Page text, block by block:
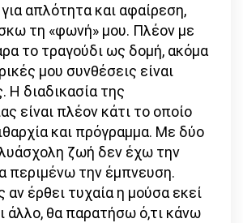
απλότητα και αφαίρεση,
τη «φωνή» μου. Πλέον με
το τραγούδι ως δομή, ακόμα
μου συνθέσεις είναι
Η διαδικασία της
είναι πλέον κάτι το οποίο
και πρόγραμμα. Με δύο
ζωή δεν έχω την
περιμένω την έμπνευση.
αν έρθει τυχαία η μούσα εκεί
άλλο, θα παρατήσω ό,τι κάνω